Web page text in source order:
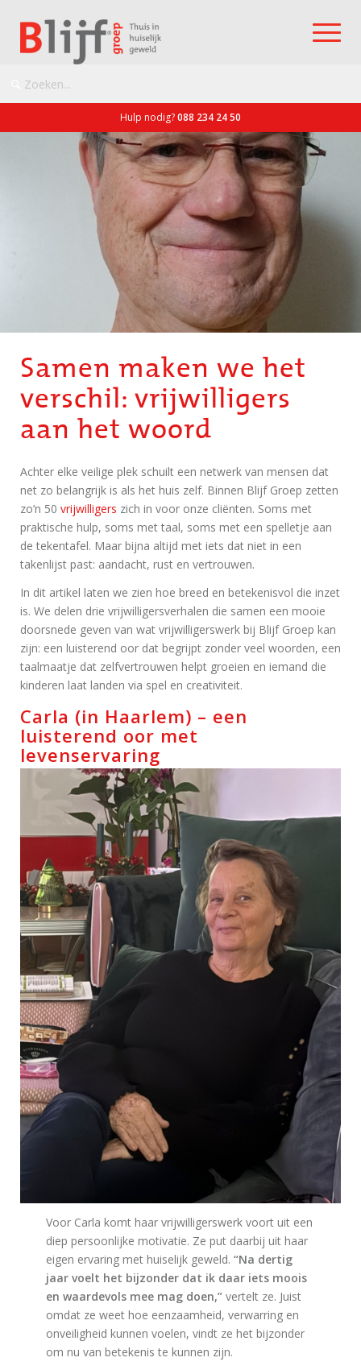
Hulp nodig?088 234 24 50
Samen maken we het
verschil: vrijwilligers
aan het woord
Achter elke veilige plek schuilt een netwerk van mensen dat
net zo belangrijk is als het huis zelf. Binnen Blijf Groep zetten
zo’n 50 vrijwilligers zich in voor onze cliënten. Soms met
praktische hulp, soms met taal, soms met een spelletje aan
de tekentafel. Maar bijna altijd met iets dat niet in een
takenlijst past: aandacht, rust en vertrouwen.
In dit artikel laten we zien hoe breed en betekenisvol die inzet
is. We delen drie vrijwilligersverhalen die samen een mooie
doorsnede geven van wat vrijwilligerswerk bij Blijf Groep kan
zijn: een luisterend oor dat begrijpt zonder veel woorden, een
taalmaatje dat zelfvertrouwen helpt groeien en iemand die
kinderen laat landen via spel en creativiteit.
Carla (in Haarlem) – een
luisterend oor met
levenservaring
Voor Carla komt haar vrijwilligerswerk voort uit een
diep persoonlijke motivatie. Ze put daarbij uit haar
eigen ervaring met huiselijk geweld. “Na dertig
jaar voelt het bijzonder dat ik daar iets moois
en waardevols mee mag doen,”vertelt ze. Juist
omdat ze weet hoe eenzaamheid, verwarring en
onveiligheid kunnen voelen, vindt ze het bijzonder
om nu van betekenis te kunnen zijn.